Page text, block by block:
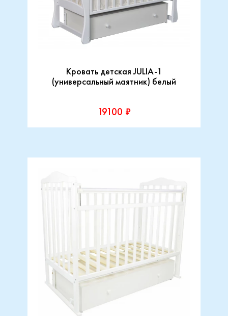
Кровать детская JULIA-1
(универсальный маятник) белый
19100 ₽